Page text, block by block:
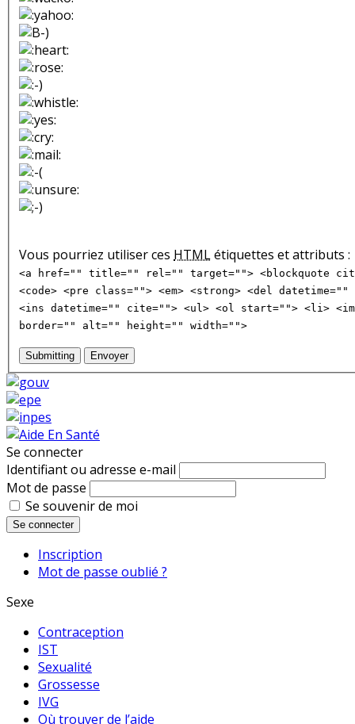
Vous pourriez utiliser ces HTMLétiquettes et attributs :
<a href="" title="" rel="" target=""> <blockquote
<code> <pre class=""> <em> <strong> <del
<ins datetime="" cite=""> <ul> <ol start=""> <li>
border="" alt="" height="" width="">
Submitting Envoyer
Se connecter
Identifiant ou adresse e-mail
Mot de passe
Se souvenir de moi
Se connecter
Inscription
Mot de passe oublié ?
Sexe
Contraception
IST
Sexualité
Grossesse
IVG
Où trouver de l’aide